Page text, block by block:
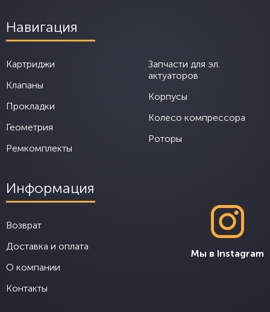
Навигация
Картриджи
Клапаны
Прокладки
Геометрия
Ремкомплекты
Запчасти для эл.
актуаторов
Корпусы
Колесо компрессора
Роторы
Информация
Возврат
Доставка и оплата
О компании
Контакты
Мы в Instagram